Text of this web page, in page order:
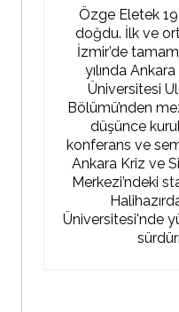
Özge Eletek
doğdu. İlk ve
İzmir’de
yılında
Üniversitesi
Bölümü’nden
düşünce
konferans ve
Ankara Kriz ve
Merkezi’ndeki
Üniversitesi'nde